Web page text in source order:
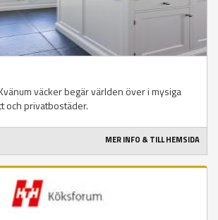
väcker begär världen över i mysiga
och privatbostäder.
MER INFO & TILL HEMSIDA